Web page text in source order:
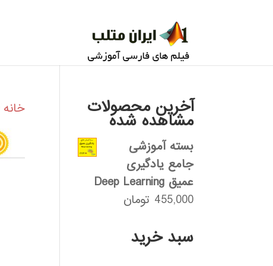
خانه آخرین محصولات
مشاهده شده
بسته آموزشی
جامع یادگیری
عمیق Deep Learning
455,000 تومان
سبد خرید